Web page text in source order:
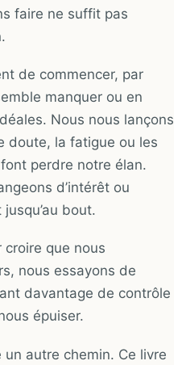
faire ne suffit pas
de commencer, par
manquer ou en
Nous nous lançons
doute, la fatigue ou les
perdre notre élan.
d’intérêt ou
bout.
que nous
nous essayons de
davantage de contrôle
épuiser.
un autre chemin. Ce livre